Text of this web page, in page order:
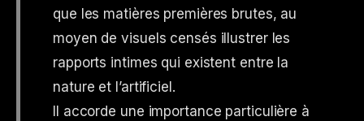
que les matières premières brutes, au
moyen de visuels censés illustrer les
rapports intimes qui existent entre la
nature et l’artificiel.
Il accorde une importance particulière à